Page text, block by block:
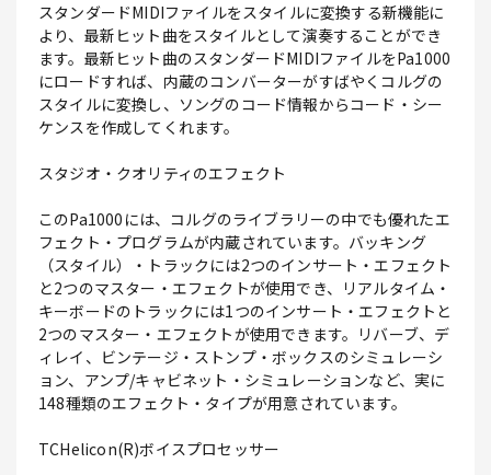
スタンダードMIDIファイルをスタイルに変換する新機能に
より、最新ヒット曲をスタイルとして演奏することができ
ます。最新ヒット曲のスタンダードMIDIファイルをPa1000
にロードすれば、内蔵のコンバーターがすばやくコルグの
スタイルに変換し、ソングのコード情報からコード・シー
ケンスを作成してくれます。
スタジオ・クオリティのエフェクト
このPa1000には、コルグのライブラリーの中でも優れたエ
フェクト・プログラムが内蔵されています。バッキング
（スタイル）・トラックには2つのインサート・エフェクト
と2つのマスター・エフェクトが使用でき、リアルタイム・
キーボードのトラックには1つのインサート・エフェクトと
2つのマスター・エフェクトが使用できます。リバーブ、デ
ィレイ、ビンテージ・ストンプ・ボックスのシミュレーシ
ョン、アンプ/キャビネット・シミュレーションなど、実に
148種類のエフェクト・タイプが用意されています。
TCHelicon(R)ボイスプロセッサー